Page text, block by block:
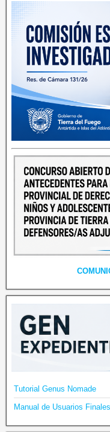
Tutorial Genus Nomade
Manual de Usuarios